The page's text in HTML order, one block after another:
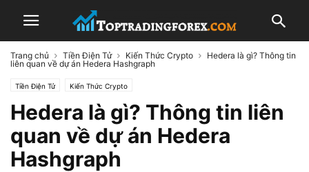
Trang chủ Tiền Điện Tử Kiến Thức Crypto
Hedera là gì? Thông tin
liên quan về dự án Hedera Hashgraph
Tiền Điện Tử Kiến Thức Crypto
Hedera là gì? Thông tin liên
quan về dự án Hedera
Hashgraph